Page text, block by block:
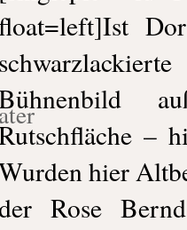
float=left]Ist
–
hier
Rose